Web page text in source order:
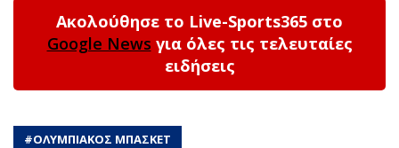
Ακολούθησε το Live-Sports365 στο
Google News για όλες τις τελευταίες
ειδήσεις
#ΟΛΥΜΠΙΑΚΟΣ ΜΠΑΣΚΕΤ